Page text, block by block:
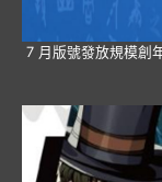
7 月版號發放規模創